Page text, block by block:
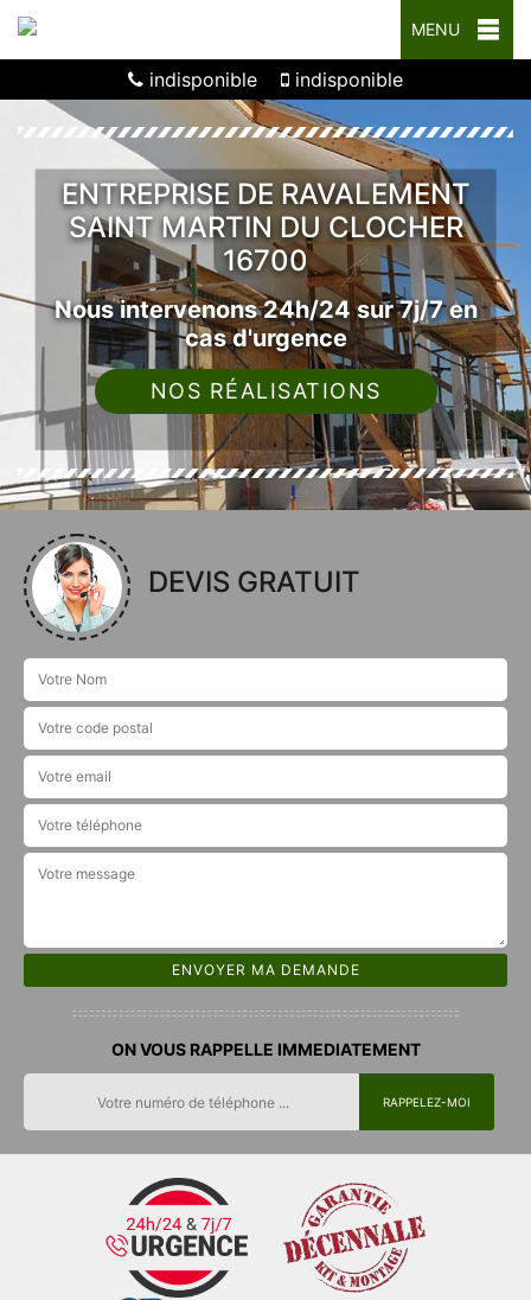
MENU
indisponible indisponible
ENTREPRISE DE RAVALEMENT
SAINT MARTIN DU CLOCHER
16700
Nous intervenons 24h/24 sur 7j/7 en
cas d'urgence
NOS RÉALISATIONS
DEVIS GRATUIT
ON VOUS RAPPELLE IMMEDIATEMENT